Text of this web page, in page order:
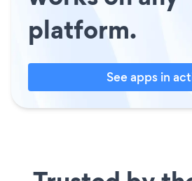
platform.
See apps in